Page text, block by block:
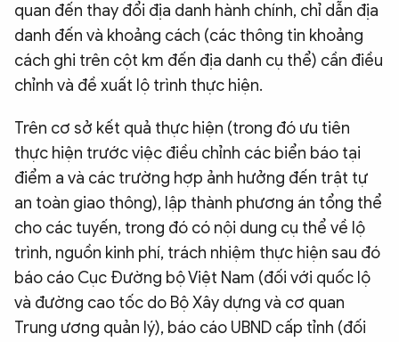
quan đến thay đổi địa danh hành chính, chỉ dẫn địa
danh đến và khoảng cách (các thông tin khoảng
cách ghi trên cột km đến địa danh cụ thể) cần điều
chỉnh và đề xuất lộ trình thực hiện.
Trên cơ sở kết quả thực hiện (trong đó ưu tiên
thực hiện trước việc điều chỉnh các biển báo tại
điểm a và các trường hợp ảnh hưởng đến trật tự
an toàn giao thông), lập thành phương án tổng thể
cho các tuyến, trong đó có nội dung cụ thể về lộ
trình, nguồn kinh phí, trách nhiệm thực hiện sau đó
báo cáo Cục Đường bộ Việt Nam (đối với quốc lộ
và đường cao tốc do Bộ Xây dựng và cơ quan
Trung ương quản lý), báo cáo UBND cấp tỉnh (đối